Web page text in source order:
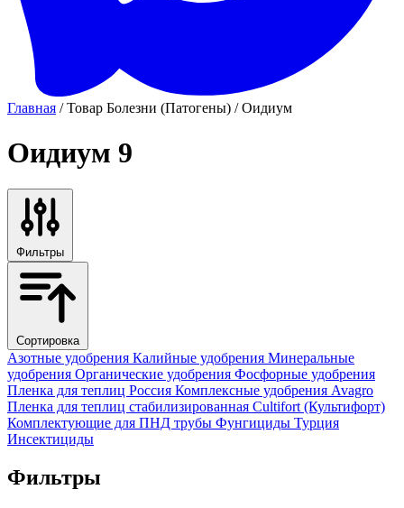
Главная / Товар Болезни (Патогены) / Оидиум
Оидиум 9
Фильтры
Сортировка
Азотные удобрения Калийные удобрения Минеральные
удобрения Органические удобрения Фосфорные удобрения
Пленка для теплиц Россия Комплексные удобрения Avagro
Пленка для теплиц стабилизированная Cultifort (Культифорт)
Комплектующие для ПНД трубы Фунгициды Турция
Инсектициды
Фильтры